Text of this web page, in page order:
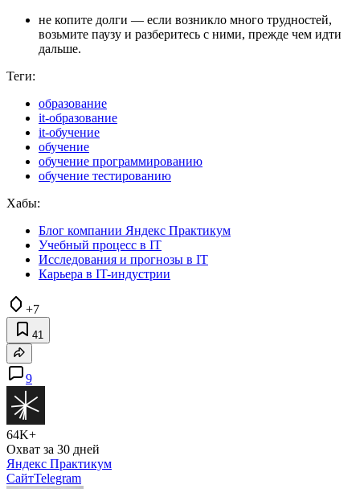
не копите долги — если возникло много трудностей,
возьмите паузу и разберитесь с ними, прежде чем идти
дальше.
Теги:
образование
it-образование
it-обучение
обучение
обучение программированию
обучение тестированию
Хабы:
Блог компании Яндекс Практикум
Учебный процесс в IT
Исследования и прогнозы в IT
Карьера в IT-индустрии
+7
41
9
64K+
Охват за 30 дней
Яндекс Практикум
СайтTelegram